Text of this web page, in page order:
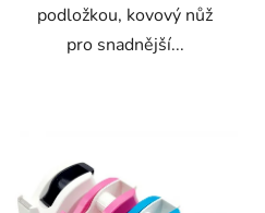
podložkou, kovový nůž
pro snadnější...